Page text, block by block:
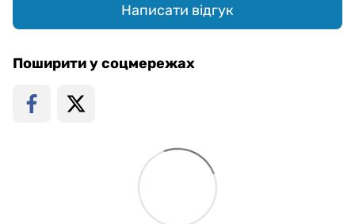
Написати відгук
Поширити у соцмережах